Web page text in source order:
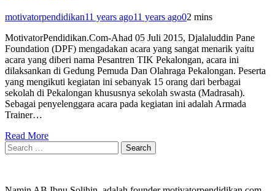
motivatorpendidikan11 years ago11 years ago02 mins
MotivatorPendidikan.Com-Ahad 05 Juli 2015, Djalaluddin Pane
Foundation (DPF) mengadakan acara yang sangat menarik yaitu
acara yang diberi nama Pesantren TIK Pekalongan, acara ini
dilaksankan di Gedung Pemuda Dan Olahraga Pekalongan. Peserta
yang mengikuti kegiatan ini sebanyak 15 orang dari berbagai
sekolah di Pekalongan khususnya sekolah swasta (Madrasah).
Sebagai penyelenggara acara pada kegiatan ini adalah Armada
Trainer…
Read More
Search
for: